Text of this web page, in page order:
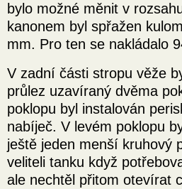
bylo možné měnit v
kanonem byl spřažen
mm. Pro ten se nakládalo
V zadní části stropu věže
průlez uzavíraný dvěma
poklopu byl instalován
nabíječ. V levém poklopu
ještě jeden menší kruhový
veliteli tanku když
ale nechtěl přitom otevírat